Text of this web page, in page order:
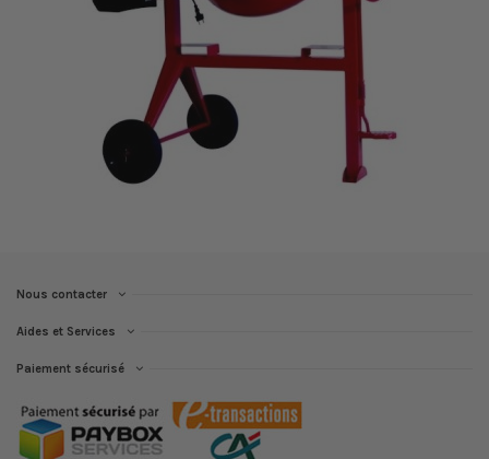
Nous contacter
Aides et Services
Paiement sécurisé